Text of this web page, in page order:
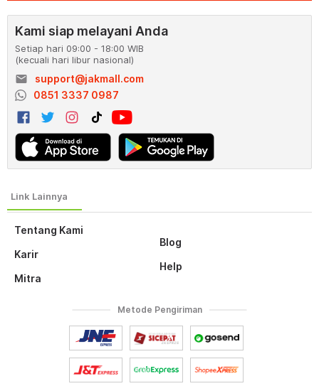
Tentang Kami
Karir
Mitra
Blog
Help
Kami siap melayani Anda
Setiap hari 09:00 - 18:00 WIB
(kecuali hari libur nasional)
email
support@jakmall.com
0851 3337 0987
Metode Pengiriman